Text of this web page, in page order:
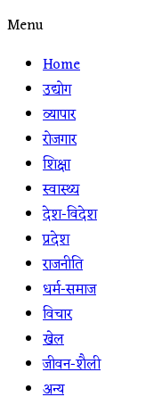
Menu
Home
उद्योग
व्यापार
रोजगार
शिक्षा
स्वास्थ्य
देश-विदेश
प्रदेश
राजनीति
धर्म-समाज
विचार
खेल
जीवन-शैली
अन्य